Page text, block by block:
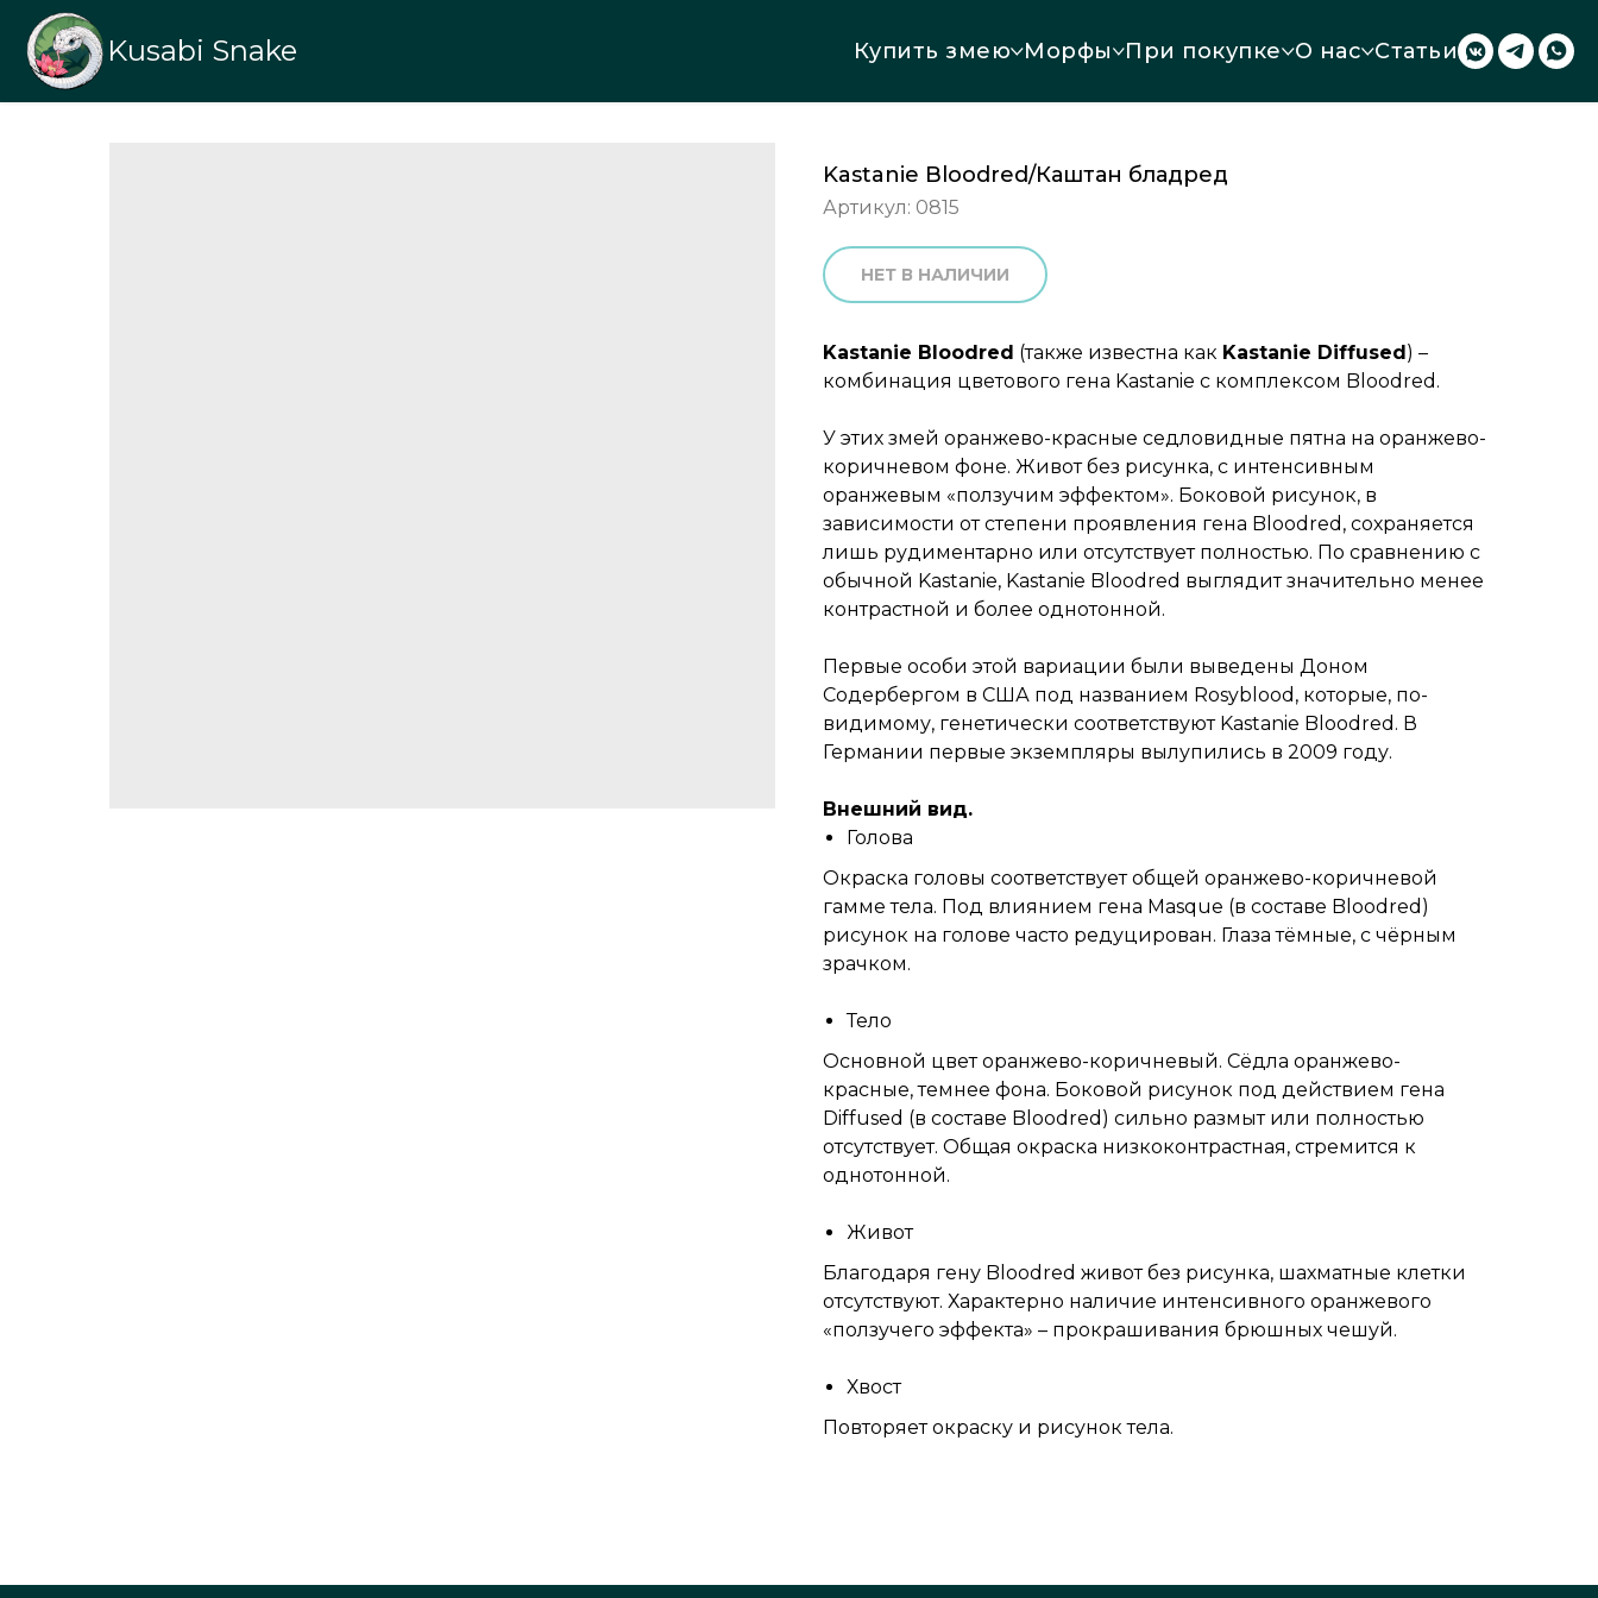
Kusabi Snake Купить змею Морфы При покупке О нас Статьи
Kastanie Bloodred/Каштан бладред
Артикул: 0815
НЕТ В НАЛИЧИИ
Kastanie Bloodred (также известна как Kastanie Diffused ) –
комбинация цветового гена Kastanie с комплексом Bloodred.
У этих змей оранжево-красные седловидные пятна на оранжево-
коричневом фоне. Живот без рисунка, с интенсивным
оранжевым «ползучим эффектом». Боковой рисунок, в
зависимости от степени проявления гена Bloodred, сохраняется
лишь рудиментарно или отсутствует полностью. По сравнению с
обычной Kastanie, Kastanie Bloodred выглядит значительно менее
контрастной и более однотонной.
Первые особи этой вариации были выведены Доном
Содербергом в США под названием Rosyblood, которые, по-
видимому, генетически соответствуют Kastanie Bloodred. В
Германии первые экземпляры вылупились в 2009 году.
Внешний вид.
Голова
Окраска головы соответствует общей оранжево-коричневой
гамме тела. Под влиянием гена Masque (в составе Bloodred)
рисунок на голове часто редуцирован. Глаза тёмные, с чёрным
зрачком.
Тело
Основной цвет оранжево-коричневый. Сёдла оранжево-
красные, темнее фона. Боковой рисунок под действием гена
Diffused (в составе Bloodred) сильно размыт или полностью
отсутствует. Общая окраска низкоконтрастная, стремится к
однотонной.
Живот
Благодаря гену Bloodred живот без рисунка, шахматные клетки
отсутствуют. Характерно наличие интенсивного оранжевого
«ползучего эффекта» – прокрашивания брюшных чешуй.
Хвост
Повторяет окраску и рисунок тела.